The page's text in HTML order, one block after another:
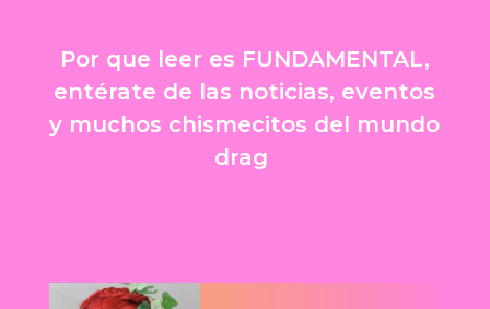
Por que leer es FUNDAMENTAL,
entérate de las noticias, eventos
y muchos chismecitos del mundo
drag